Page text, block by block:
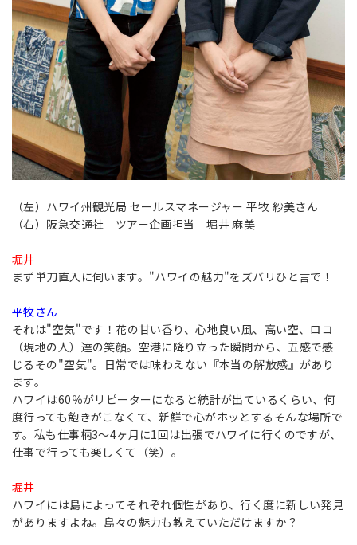
（左）ハワイ州観光局 セールスマネージャー 平牧 紗美さん
（右）阪急交通社 ツアー企画担当 堀井 麻美
堀井
まず単刀直入に伺います。"ハワイの魅力"をズバリひと言で！
平牧さん
それは"空気"です！花の甘い香り、心地良い風、高い空、ロコ
（現地の人）達の笑顔。空港に降り立った瞬間から、五感で感
じるその"空気"。日常では味わえない『本当の解放感』があり
ます。
ハワイは60％がリピーターになると統計が出ているくらい、何
度行っても飽きがこなくて、新鮮で心がホッとするそんな場所で
す。私も仕事柄3～4ヶ月に1回は出張でハワイに行くのですが、
仕事で行っても楽しくて（笑）。
堀井
ハワイには島によってそれぞれ個性があり、行く度に新しい発見
がありますよね。島々の魅力も教えていただけますか？